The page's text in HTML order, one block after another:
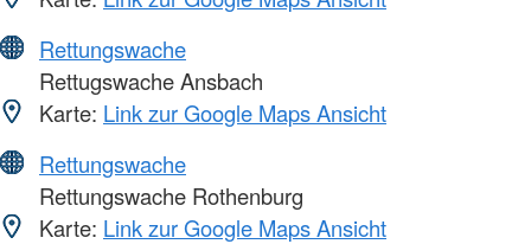
Rettungswache
Rettugswache Ansbach
Karte: Link zur Google Maps Ansicht
Rettungswache
Rettungswache Rothenburg
Karte: Link zur Google Maps Ansicht